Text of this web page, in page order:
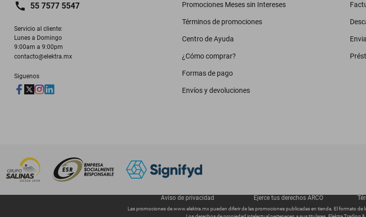
55 7577 5547
Servicio al cliente:
Lunes a Domingo
9:00am a 9:00pm
contacto@elektra.mx
Siguenos
Promociones Meses sin Intereses
Términos de promociones
Centro de Ayuda
¿Cómo comprar?
Formas de pago
Envíos y devoluciones
Aviso de privacidad Ejerce tus derechos ARCO
Las promociones dewww.elektra.mxpueden diferir de las promociones publicadas en tienda. El formato de